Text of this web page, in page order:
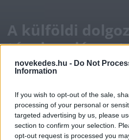
novekedes.hu - Do Not
Information
If you wish to opt-out of the sale,
processing of your personal or
targeted advertising by us, please
section to confirm your selection.
opt-out request is processed you
A külföldi
tényleg
minket?
ELEMZÉSEK 2024. AUG. 22. D.J.